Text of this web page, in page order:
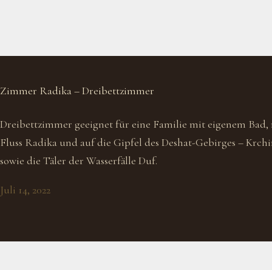
Zimmer Radika – Dreibettzimmer
Dreibettzimmer geeignet für eine Familie mit eigenem
Fluss Radika und auf die Gipfel des Deshat-Gebirges –
sowie die Täler der Wasserfälle Duf.
Juli 14, 2022